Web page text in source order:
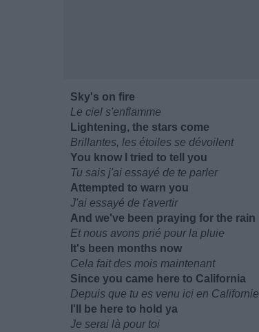
Sky's on fire
Le ciel s'enflamme
Lightening, the stars come
Brillantes, les étoiles se dévoilent
You know I tried to tell you
Tu sais j'ai essayé de te parler
Attempted to warn you
J'ai essayé de t'avertir
And we've been praying for the rain
Et nous avons prié pour la pluie
It's been months now
Cela fait des mois maintenant
Since you came here to California
Depuis que tu es venu ici en Californie
I'll be here to hold ya
Je serai là pour toi